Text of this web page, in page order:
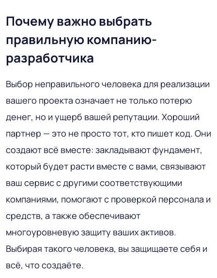
Почему важно выбрать
правильную компанию-
разработчика
Выбор неправильного человека для реализации
вашего проекта означает не только потерю
денег, но и ущерб вашей репутации. Хороший
партнер — это не просто тот, кто пишет код. Они
создают всё вместе: закладывают фундамент,
который будет расти вместе с вами, связывают
ваш сервис с другими соответствующими
компаниями, помогают с проверкой персонала и
средств, а также обеспечивают
многоуровневую защиту ваших активов.
Выбирая такого человека, вы защищаете себя и
всё, что создаёте.